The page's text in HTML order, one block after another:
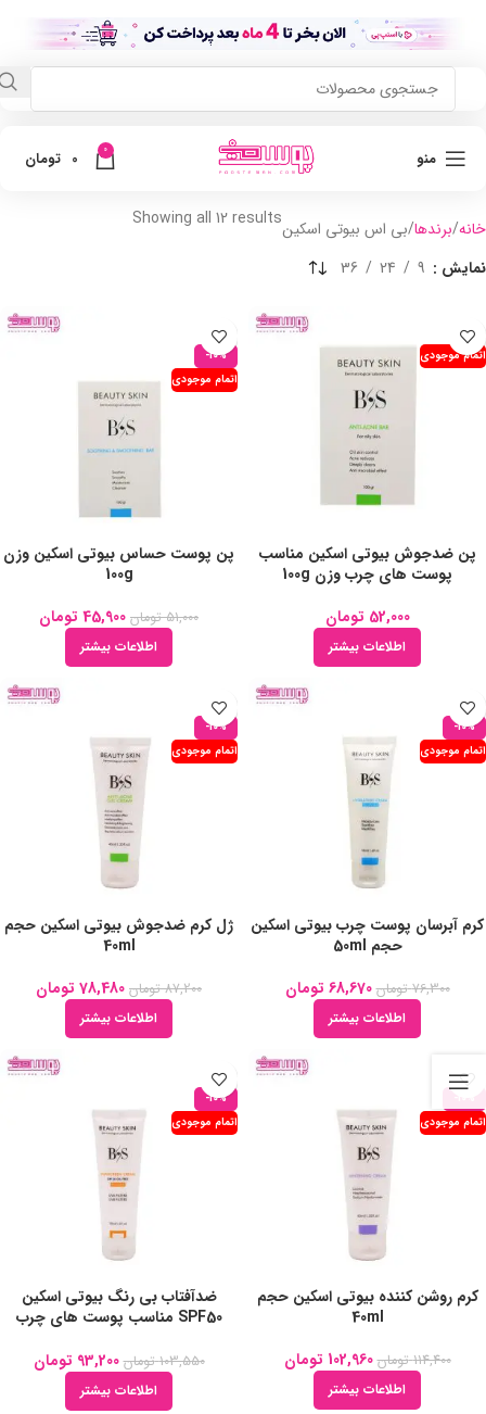
منو 0
0 تومان
خانه برندها بی اس بیوتی اسکینShowing all 12 results
نمایش 9
24
36
اتمام موجودی
پن ضدجوش بیوتی اسکین مناسب
پوست های چرب وزن 100g
52,000 تومان
اطلاعات بیشتر
-10%
اتمام موجودی
پن پوست حساس بیوتی اسکین وزن
100g
51,000 تومان 45,900 تومان
اطلاعات بیشتر
-10%
اتمام موجودی
کرم آبرسان پوست چرب بیوتی اسکین
حجم 50ml
76,300 تومان 68,670 تومان
اطلاعات بیشتر
-10%
اتمام موجودی
ژل کرم ضدجوش بیوتی اسکین حجم
40ml
87,200 تومان 78,480 تومان
اطلاعات بیشتر
اتمام موجودی
کرم روشن کننده بیوتی اسکین حجم
40ml
114,400 تومان 102,960 تومان
اطلاعات بیشتر
-10%
اتمام موجودی
ضدآفتاب بی رنگ بیوتی اسکین
SPF50 مناسب پوست های چرب
103,550 تومان 93,200 تومان
اطلاعات بیشتر